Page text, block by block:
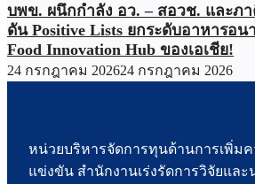
บพข. ผนึกกำลัง อว. – สอวช. และภา
ดัน Positive Lists ยกระดับอาหารอ
Food Innovation Hub ของเอเชีย!
24 กรกฎาคม 202624 กรกฎาคม 2026
หน่วยบริหารจัดการทุนด้านการเพิ่ม
แข่งขัน สำนักงานเร่งรัดการวิจัยและ